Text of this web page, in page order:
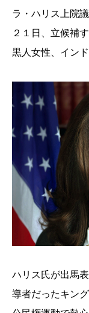
ラ・ハリス上院
２１日、立候補
黒人女性、イン
ハリス氏が出馬
導者だったキン